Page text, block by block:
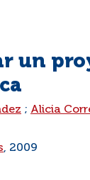
un
; Alicia
, 2009